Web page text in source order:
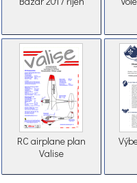
RC airplane plan
Valise